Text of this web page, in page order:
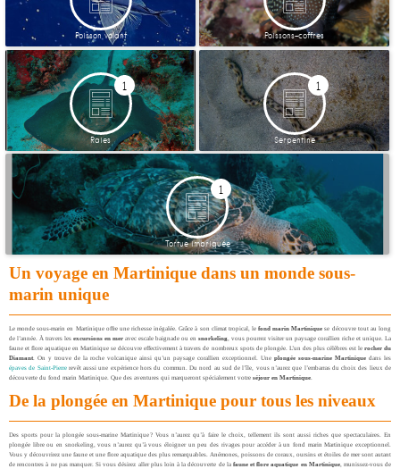
Poisson volant Poissons-coffres
1
Raies
1
Serpentine
1
Tortue imbriquée
Un voyage en Martinique dans un monde sous-
marin unique
Le monde sous-marin en Martinique offre une richesse inégalée. Grâce à son climat tropical, lefond marin Martinique se découvre tout au long
de l’année. À travers les excursions en mer avec escale baignade ou en snorkeling, vous pourrez visiter un paysage corallien riche et unique. La
faune et flore aquatique en Martinique se découvre effectivement à travers de nombreux spots de plongée. L’un des plus célèbres est lerocher du
Diamant. On y trouve de la roche volcanique ainsi qu’un paysage corallien exceptionnel. Une plongée sous-marine Martinique dans les
épaves de Saint-Pierrerevêt aussi une expérience hors du commun. Du nord au sud de l’île, vous n’aurez que l’embarras du choix des lieux de
découverte du fond marin Martinique. Que des aventures qui marqueront spécialement votre séjour en Martinique.
De la plongée en Martinique pour tous les niveaux
Des sports pour la plongée sous-marine Martinique ? Vous n’aurez qu’à faire le choix, tellement ils sont aussi riches que spectaculaires. En
plongée libre ou en snorkeling, vous n’aurez qu’à vous éloigner un peu des rivages pour accéder à un fond marin Martinique exceptionnel.
Vous y découvrirez une faune et une flore aquatique des plus remarquables. Anémones, poissons de coraux, oursins et étoiles de mer sont autant
de rencontres à ne pas manquer. Si vous désirez aller plus loin à la découverte de la faune et flore aquatique en Martinique, munissez-vous de